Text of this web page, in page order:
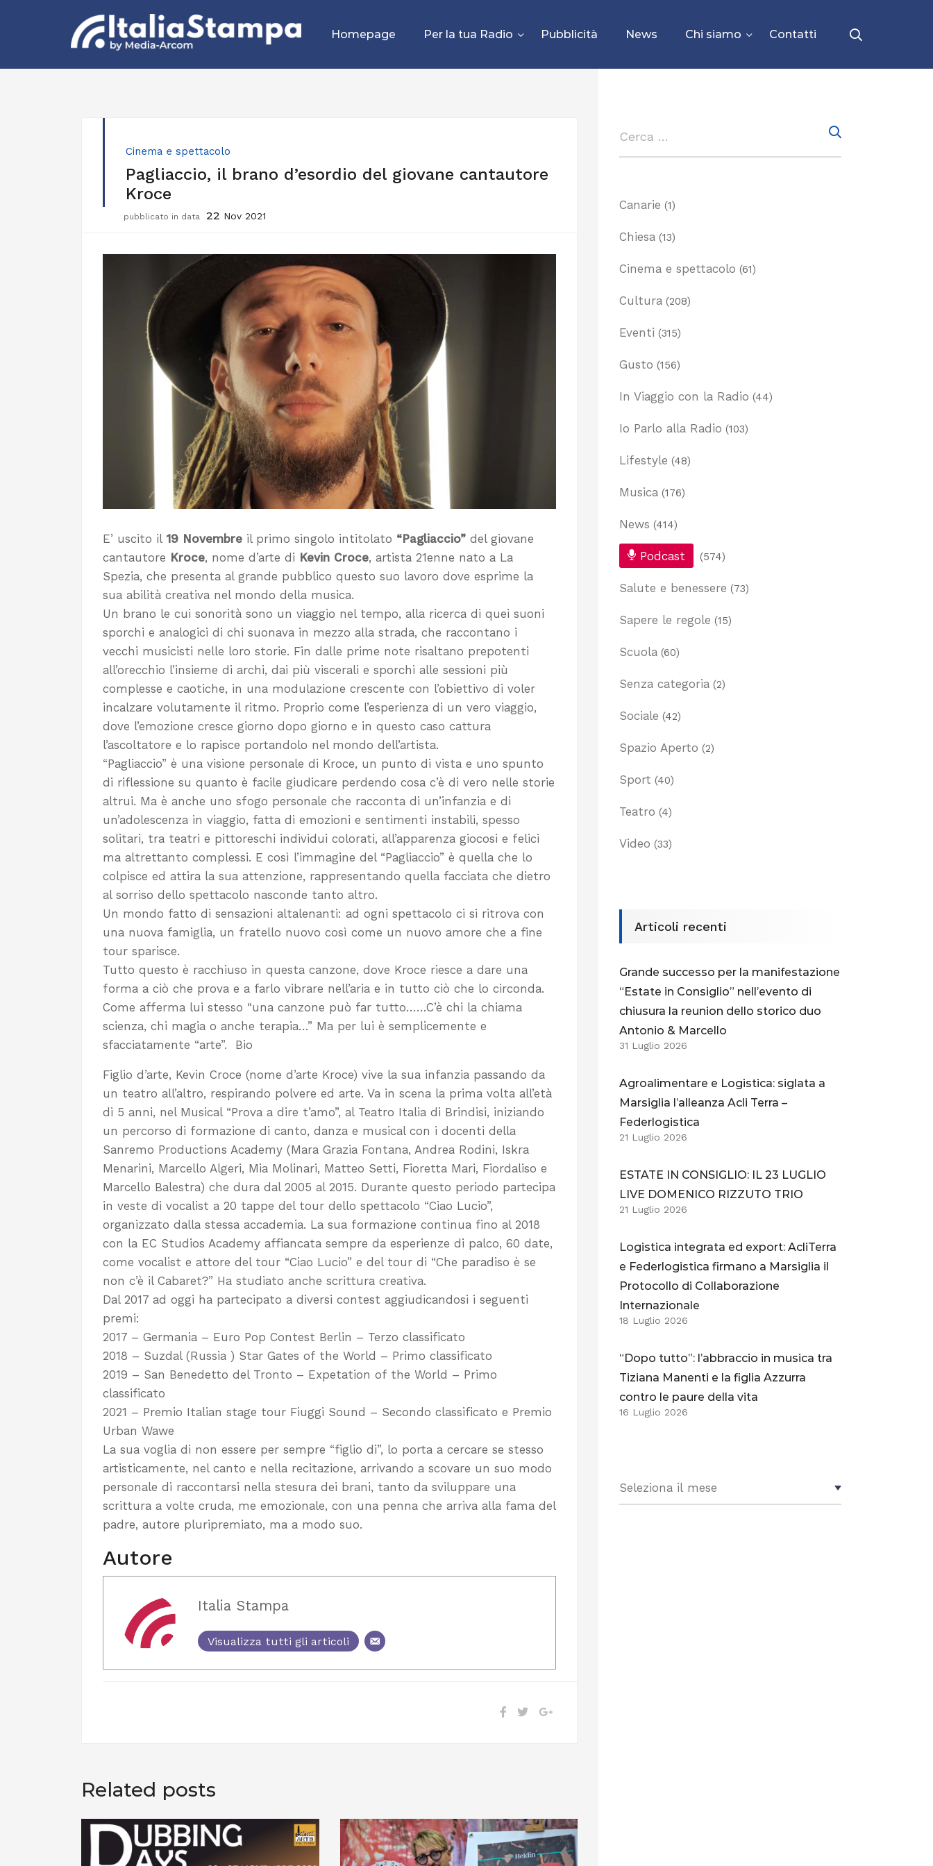
Homepage Per la tua Radio Pubblicità News Chi siamo Contatti
Cinema e spettacolo
Pagliaccio, il brano d’esordio del giovane cantautore
Kroce
pubblicato in data 22 Nov 2021
E’ uscito il 19 Novembre il primo singolo intitolato “Pagliaccio” del giovane
cantautore Kroce, nome d’arte di Kevin Croce, artista 21enne nato a La
Spezia, che presenta al grande pubblico questo suo lavoro dove esprime la
sua abilità creativa nel mondo della musica.
Un brano le cui sonorità sono un viaggio nel tempo, alla ricerca di quei suoni
sporchi e analogici di chi suonava in mezzo alla strada, che raccontano i
vecchi musicisti nelle loro storie. Fin dalle prime note risaltano prepotenti
all’orecchio l’insieme di archi, dai più viscerali e sporchi alle sessioni più
complesse e caotiche, in una modulazione crescente con l’obiettivo di voler
incalzare volutamente il ritmo. Proprio come l’esperienza di un vero viaggio,
dove l’emozione cresce giorno dopo giorno e in questo caso cattura
l’ascoltatore e lo rapisce portandolo nel mondo dell’artista.
“Pagliaccio” è una visione personale di Kroce, un punto di vista e uno spunto
di riflessione su quanto è facile giudicare perdendo cosa c’è di vero nelle storie
altrui. Ma è anche uno sfogo personale che racconta di un’infanzia e di
un’adolescenza in viaggio, fatta di emozioni e sentimenti instabili, spesso
solitari, tra teatri e pittoreschi individui colorati, all’apparenza giocosi e felici
ma altrettanto complessi. E così l’immagine del “Pagliaccio” è quella che lo
colpisce ed attira la sua attenzione, rappresentando quella facciata che dietro
al sorriso dello spettacolo nasconde tanto altro.
Un mondo fatto di sensazioni altalenanti: ad ogni spettacolo ci si ritrova con
una nuova famiglia, un fratello nuovo così come un nuovo amore che a fine
tour sparisce.
Tutto questo è racchiuso in questa canzone, dove Kroce riesce a dare una
forma a ciò che prova e a farlo vibrare nell’aria e in tutto ciò che lo circonda.
Come afferma lui stesso “una canzone può far tutto……C’è chi la chiama
scienza, chi magia o anche terapia…” Ma per lui è semplicemente e
sfacciatamente “arte”. Bio
Figlio d’arte, Kevin Croce (nome d’arte Kroce) vive la sua infanzia passando da
un teatro all’altro, respirando polvere ed arte. Va in scena la prima volta all’età
di 5 anni, nel Musical “Prova a dire t’amo”, al Teatro Italia di Brindisi, iniziando
un percorso di formazione di canto, danza e musical con i docenti della
Sanremo Productions Academy (Mara Grazia Fontana, Andrea Rodini, Iskra
Menarini, Marcello Algeri, Mia Molinari, Matteo Setti, Fioretta Mari, Fiordaliso e
Marcello Balestra) che dura dal 2005 al 2015. Durante questo periodo partecipa
in veste di vocalist a 20 tappe del tour dello spettacolo “Ciao Lucio”,
organizzato dalla stessa accademia. La sua formazione continua fino al 2018
con la EC Studios Academy affiancata sempre da esperienze di palco, 60 date,
come vocalist e attore del tour “Ciao Lucio” e del tour di “Che paradiso è se
non c’è il Cabaret?” Ha studiato anche scrittura creativa.
Dal 2017 ad oggi ha partecipato a diversi contest aggiudicandosi i seguenti
premi:
2017 – Germania – Euro Pop Contest Berlin – Terzo classificato
2018 – Suzdal (Russia ) Star Gates of the World – Primo classificato
2019 – San Benedetto del Tronto – Expetation of the World – Primo
classificato
2021 – Premio Italian stage tour Fiuggi Sound – Secondo classificato e Premio
Urban Wawe
La sua voglia di non essere per sempre “figlio di”, lo porta a cercare se stesso
artisticamente, nel canto e nella recitazione, arrivando a scovare un suo modo
personale di raccontarsi nella stesura dei brani, tanto da sviluppare una
scrittura a volte cruda, me emozionale, con una penna che arriva alla fama del
padre, autore pluripremiato, ma a modo suo.
Autore
Italia Stampa
Visualizza tutti gli articoli
Related posts
Canarie (1)
Chiesa (13)
Cinema e spettacolo (61)
Cultura (208)
Eventi (315)
Gusto (156)
In Viaggio con la Radio (44)
Io Parlo alla Radio (103)
Lifestyle (48)
Musica (176)
News (414)
Podcast (574)
Salute e benessere (73)
Sapere le regole (15)
Scuola (60)
Senza categoria (2)
Sociale (42)
Spazio Aperto (2)
Sport (40)
Teatro (4)
Video (33)
Articoli recenti
Grande successo per la manifestazione
“Estate in Consiglio” nell’evento di
chiusura la reunion dello storico duo
Antonio & Marcello
31 Luglio 2026
Agroalimentare e Logistica: siglata a
Marsiglia l’alleanza Acli Terra –
Federlogistica
21 Luglio 2026
ESTATE IN CONSIGLIO: IL 23 LUGLIO
LIVE DOMENICO RIZZUTO TRIO
21 Luglio 2026
Logistica integrata ed export: AcliTerra
e Federlogistica firmano a Marsiglia il
Protocollo di Collaborazione
Internazionale
18 Luglio 2026
“Dopo tutto”: l’abbraccio in musica tra
Tiziana Manenti e la figlia Azzurra
contro le paure della vita
16 Luglio 2026